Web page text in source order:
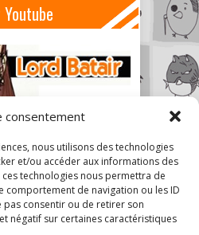
consentement
nous utilisons des technologies
et/ou accéder aux informations des
technologies nous permettra de
comportement de navigation ou les ID
pas consentir ou de retirer son
négatif sur certaines caractéristiques